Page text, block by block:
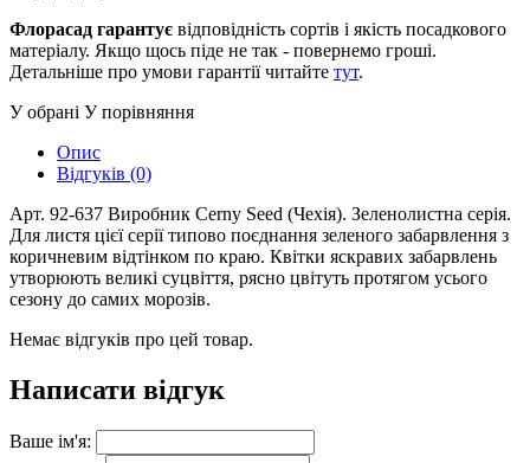
Флорасад гарантує відповідність сортів і якість посадкового
матеріалу. Якщо щось піде не так - повернемо гроші.
Детальніше про умови гарантії читайте тут.
У обрані У порівняння
Опис
Відгуків (0)
Арт. 92-637 Виробник Cerny Seed (Чехія). Зеленолистна серія.
Для листя цієї серії типово поєднання зеленого забарвлення з
коричневим відтінком по краю. Квітки яскравих забарвлень
утворюють великі суцвіття, рясно цвітуть протягом усього
сезону до самих морозів.
Немає відгуків про цей товар.
Написати відгук
Ваше ім'я: